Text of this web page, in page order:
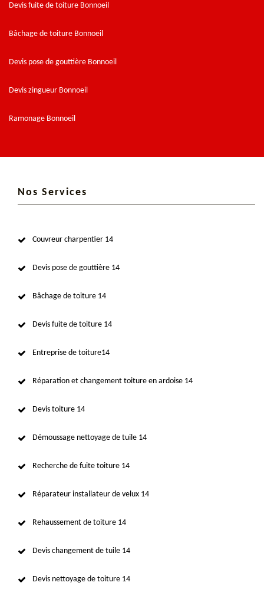
Devis fuite de toiture Bonnoeil
Bâchage de toiture Bonnoeil
Devis pose de gouttière Bonnoeil
Devis zingueur Bonnoeil
Ramonage Bonnoeil
Nos Services
Couvreur charpentier 14
Devis pose de gouttière 14
Bâchage de toiture 14
Devis fuite de toiture 14
Entreprise de toiture14
Réparation et changement toiture en ardoise 14
Devis toiture 14
Démoussage nettoyage de tuile 14
Recherche de fuite toiture 14
Réparateur installateur de velux 14
Rehaussement de toiture 14
Devis changement de tuile 14
Devis nettoyage de toiture 14